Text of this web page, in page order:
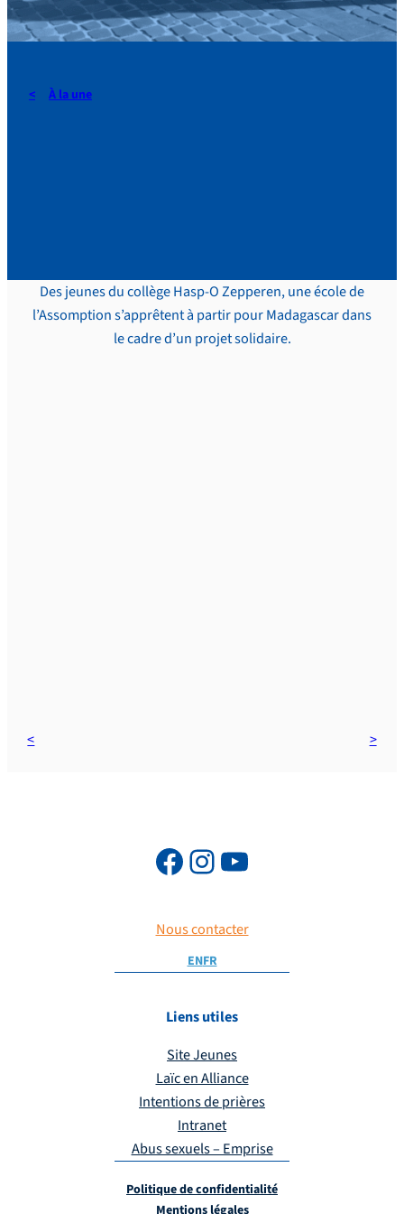
À la une
Des jeunes du collège Hasp-O Zepperen, une école de
l’Assomption s’apprêtent à partir pour Madagascar dans
le cadre d’un projet solidaire.
Nous contacter
ENFR
Liens utiles
Site Jeunes
Laïc en Alliance
Intentions de prières
Intranet
Abus sexuels – Emprise
Politique de confidentialité